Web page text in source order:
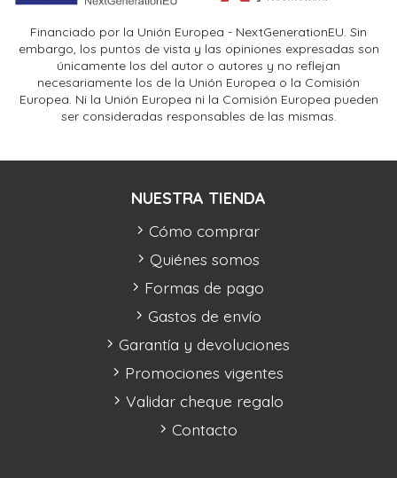
Financiado por la Unión Europea - NextGenerationEU. Sin
embargo, los puntos de vista y las opiniones expresadas son
únicamente los del autor o autores y no reflejan
necesariamente los de la Unión Europea o la Comisión
Europea. Ni la Unión Europea ni la Comisión Europea pueden
ser consideradas responsables de las mismas.
NUESTRA TIENDA
Cómo comprar
Quiénes somos
Formas de pago
Gastos de envío
Garantía y devoluciones
Promociones vigentes
Validar cheque regalo
Contacto